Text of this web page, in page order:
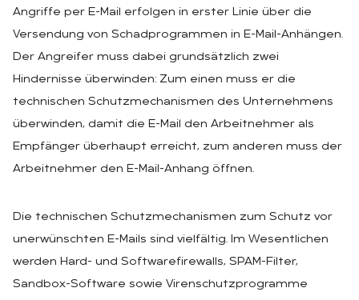
Angriffe per E-Mail erfolgen in erster Linie über die
Versendung von Schadprogrammen in E-Mail-Anhängen.
Der Angreifer muss dabei grundsätzlich zwei
Hindernisse überwinden: Zum einen muss er die
technischen Schutzmechanismen des Unternehmens
überwinden, damit die E-Mail den Arbeitnehmer als
Empfänger überhaupt erreicht, zum anderen muss der
Arbeitnehmer den E-Mail-Anhang öffnen.
Die technischen Schutzmechanismen zum Schutz vor
unerwünschten E-Mails sind vielfältig. Im Wesentlichen
werden Hard- und Softwarefirewalls, SPAM-Filter,
Sandbox-Software sowie Virenschutzprogramme